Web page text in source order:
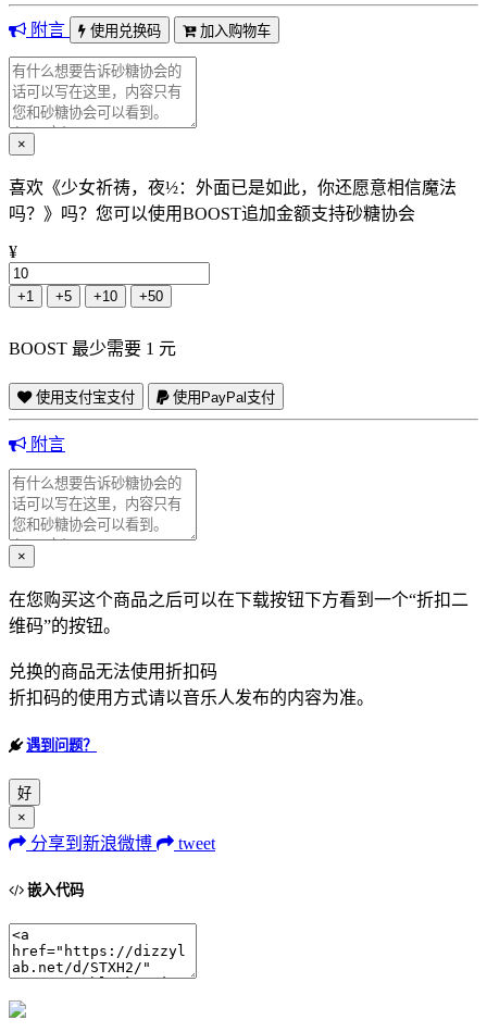
附言 使用兑换码 加入购物车
×
喜欢《少女祈祷，夜½：外面已是如此，你还愿意相信魔法
吗？》吗？您可以使用BOOST追加金额支持砂糖协会
¥
+1 +5 +10 +50
BOOST 最少需要 1 元
使用支付宝支付 使用PayPal支付
附言
×
在您购买这个商品之后可以在下载按钮下方看到一个“折扣二
维码”的按钮。
兑换的商品无法使用折扣码
折扣码的使用方式请以音乐人发布的内容为准。
遇到问题？
好
×
分享到新浪微博 tweet
嵌入代码